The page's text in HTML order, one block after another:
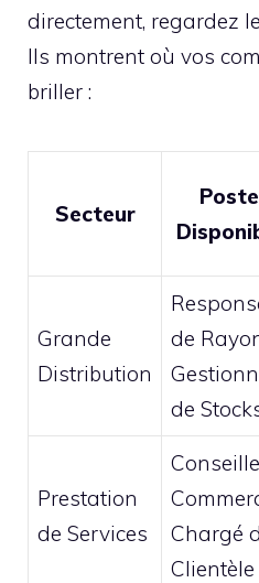
directement, regardez
Ils montrent où vos
briller :
Secteur
Grande
Distribution
de
de
Prestation
de Services
Chargé
Clientèle